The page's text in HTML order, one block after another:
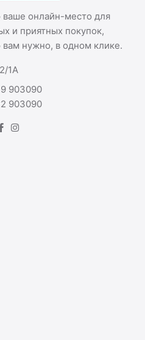
ваше онлайн-место для
и приятных покупок,
нужно, в одном клике.
1A
903090
903090